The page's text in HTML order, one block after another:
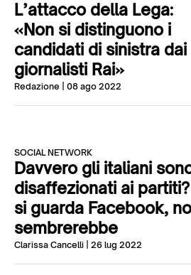
L’attacco della Lega:
«Non si distinguono i
candidati di sinistra dai
giornalisti Rai»
Redazione | 08 ago 2022
SOCIAL NETWORK
Davvero gli italiani
disaffezionati ai
si guarda Facebook,
sembrerebbe
Clarissa Cancelli | 26 lug 2022